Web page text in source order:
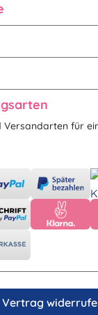
Versandarten für
Vertrag